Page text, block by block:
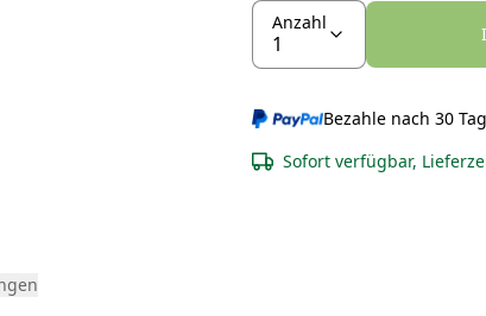
Anzahl
Bezahle nach 30
Sofort verfügbar,